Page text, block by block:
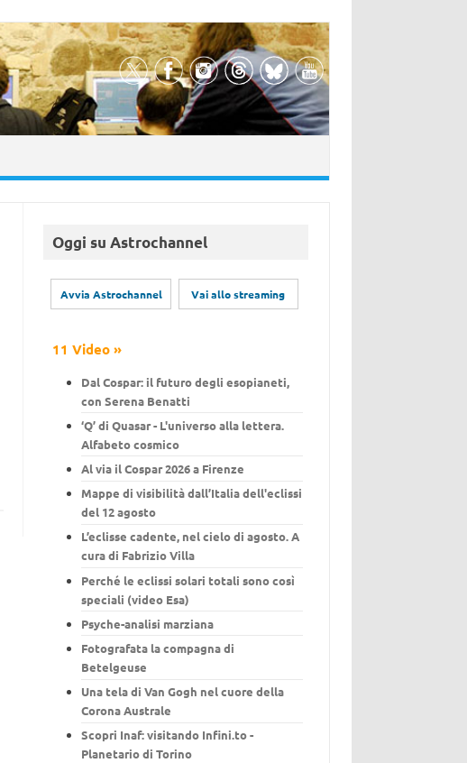
Oggi su Astrochannel
11 Video »
Dal Cospar: il futuro degli esopianeti,
con Serena Benatti
‘Q’ di Quasar - L'universo alla lettera.
Alfabeto cosmico
Al via il Cospar 2026 a Firenze
Mappe di visibilità dall’Italia dell'eclissi
del 12 agosto
L’eclisse cadente, nel cielo di agosto. A
cura di Fabrizio Villa
Perché le eclissi solari totali sono così
speciali (video Esa)
Psyche-analisi marziana
Fotografata la compagna di
Betelgeuse
Una tela di Van Gogh nel cuore della
Corona Australe
Scopri Inaf: visitando Infini.to -
Planetario di Torino